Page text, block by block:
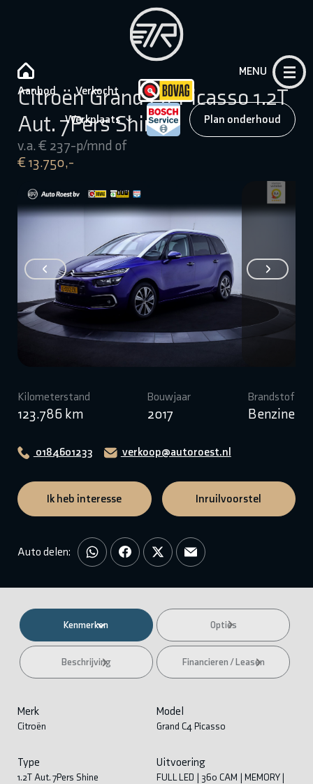
Aanbod Verkocht
Werkplaats Plan onderhoud
MENU
Citroën Grand C4 Picasso 1.2T
Aut. 7Pers Shine
v.a. € 237-p/mnd of
€ 13.750,-
Kilometerstand
123.786 km
Bouwjaar
2017
Brandstof
Benzine
0184601233 verkoop@autoroest.nl
Ik heb interesse Inruilvoorstel
Auto delen:
Kenmerken Opties
Beschrijving Financieren / Leasen
Merk
Citroën
Model
Grand C4 Picasso
Type
1.2T Aut. 7Pers Shine
Uitvoering
FULL LED | 360 CAM | MEMORY |